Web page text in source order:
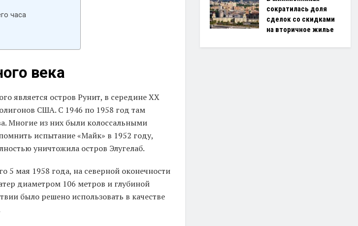
часа
века
является остров Рунит, в середине XX
США. С 1946 по 1958 год там
Многие из них были колоссальными
испытание «Майк» в 1952 году,
уничтожила остров Элугелаб.
5 мая 1958 года, на северной оконечности
диаметром 106 метров и глубиной
было решено использовать в качестве
сократилась доля
сделок со скидками
на вторичное жилье